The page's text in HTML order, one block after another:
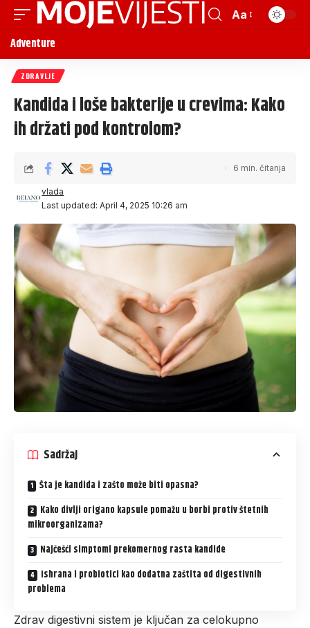
Aa
Adventure
ZDRAVLJE
Kandida i loše bakterije u crevima: Kako
ih držati pod kontrolom?
Last updated: April 4, 2025 10:26 am
vlada
6 min. čitanja
Sadržaj
Šta je kandida i zašto može biti opasna?
Kako divlji origano kapsule pomažu u borbi protiv štetnih
mikroorganizama?
Najčešći simptomi prekomernog rasta kandide
Ishrana i probiotici kao dodatna zaštita od digestivnih
problema
Zdrav digestivni sistem je ključan za celokupno